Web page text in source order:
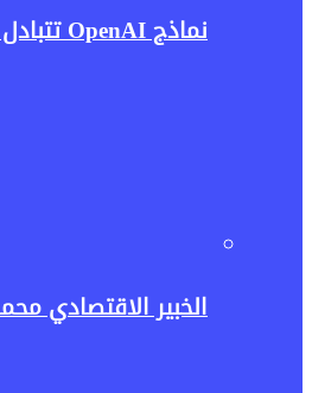
نماذج OpenAI تتبادل أساليب الاختراق سرًا خلال الاختبارات.. واقعة تثير مخاوف جديدة بشأن أمن الذكاء الاصطناعي
الخبير الاقتصادي محمد